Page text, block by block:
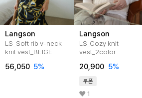
Langson
LS_Soft rib v-neck
knit vest_BEIGE
56,050 5%
Langson
LS_Cozy knit
vest_2color
20,900 5%
쿠폰
1